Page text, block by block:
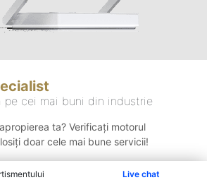
Live chat
pe cei mai buni din industrie
ta? Verificați motorul
doar cele mai bune servicii!